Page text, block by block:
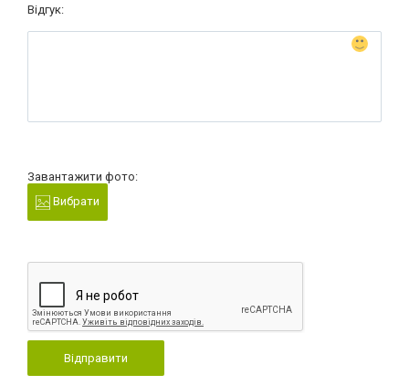
Відгук:
Завантажити фото:
Вибрати
Відправити